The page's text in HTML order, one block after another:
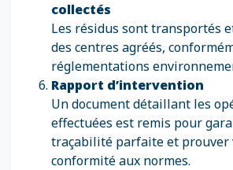
collectés
Les résidus sont transportés
des centres agréés,
réglementations
Rapport d’intervention
Un document détaillant les
effectuées est remis pour
traçabilité parfaite et prouver
conformité aux normes.